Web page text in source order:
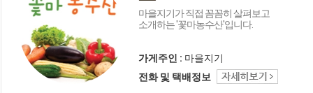
마을지기가 직접 꼼꼼히 살펴보고
소개하는 '꽃마농수산'입니다.
가게주인 : 마을지기
전화 및 택배정보